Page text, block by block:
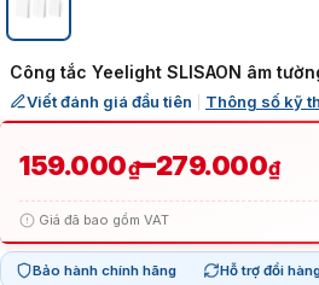
Công tắc Yeelight SLISAON âm
Viết đánh giá đầu tiên Thông số kỹ
159.000₫–279.000₫
Khoảng
giá:
từ
Giá đã bao gồm VAT
Bảo hành chính hãng Hỗ trợ đổi